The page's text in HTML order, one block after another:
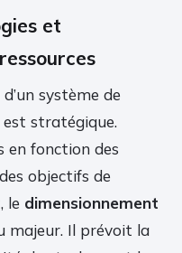
et
système de
est stratégique.
en fonction des
objectifs de
le dimensionnement
majeur. Il prévoit la